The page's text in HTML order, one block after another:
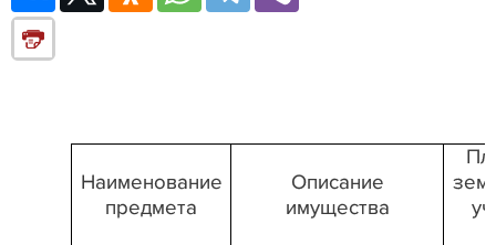
Наименование
предмета
Описание
имущества